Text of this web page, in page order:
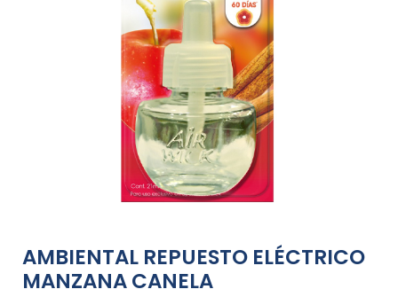
AMBIENTAL REPUESTO ELÉCTRICO
MANZANA CANELA